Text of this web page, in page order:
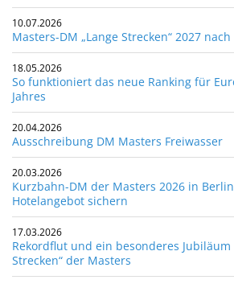
10.07.2026
Masters-DM „Lange Strecken“ 2027
18.05.2026
So funktioniert das neue Ranking für
Jahres
20.04.2026
Ausschreibung DM Masters Freiwasser
20.03.2026
Kurzbahn-DM der Masters 2026 in
Hotelangebot sichern
17.03.2026
Rekordflut und ein besonderes Jubiläum
Strecken“ der Masters